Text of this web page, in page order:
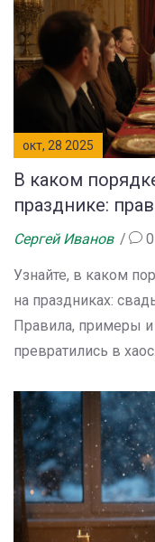
окт, 28 2025
В каком
празднике:
Сергей Иванов 0
Узнайте, в каком
на праздниках:
Правила, примеры и
превратились в хаос.